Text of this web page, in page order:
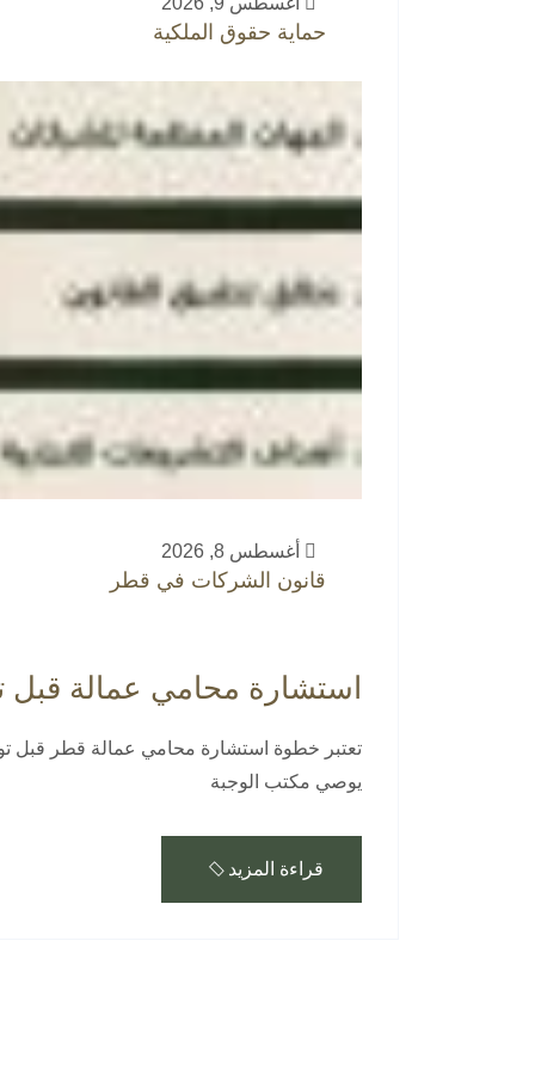
حماية حقوق الملكية
أغسطس 8, 2026
قانون الشركات في قطر
استشارة محامي عمالة
تعتبر خطوة استشارة محامي عمالة قطر قبل
يوصي مكتب الوجبة
قراءة المزيد